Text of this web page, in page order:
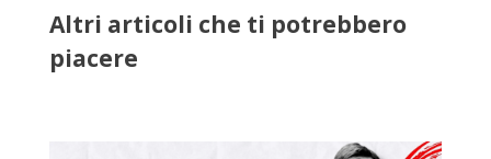
Altri articoli che ti potrebbero
piacere